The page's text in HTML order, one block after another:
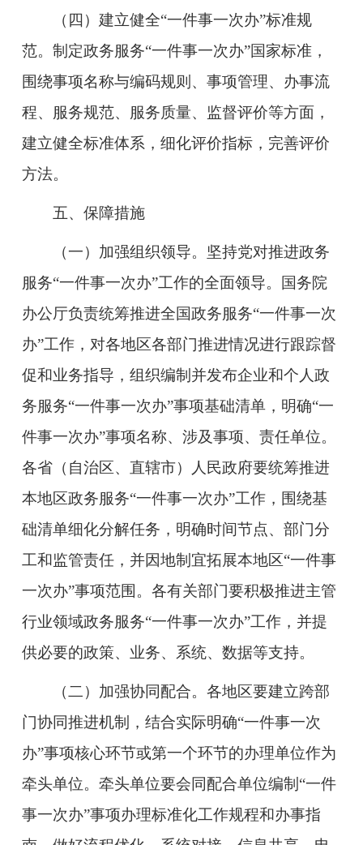
（四）建立健全“一件事一次办”标准规
范。 制定政务服务“一件事一次办”国家标准，
围绕事项名称与编码规则、事项管理、办事流
程、服务规范、服务质量、监督评价等方面，
建立健全标准体系，细化评价指标，完善评价
方法。
五、保障措施
（一）加强组织领导。 坚持党对推进政务
服务“一件事一次办”工作的全面领导。国务院
办公厅负责统筹推进全国政务服务“一件事一次
办”工作，对各地区各部门推进情况进行跟踪督
促和业务指导，组织编制并发布企业和个人政
务服务“一件事一次办”事项基础清单，明确“一
件事一次办”事项名称、涉及事项、责任单位。
各省（自治区、直辖市）人民政府要统筹推进
本地区政务服务“一件事一次办”工作，围绕基
础清单细化分解任务，明确时间节点、部门分
工和监管责任，并因地制宜拓展本地区“一件事
一次办”事项范围。各有关部门要积极推进主管
行业领域政务服务“一件事一次办”工作，并提
供必要的政策、业务、系统、数据等支持。
（二）加强协同配合。各地区要建立跨部
门协同推进机制，结合实际明确“一件事一次
办”事项核心环节或第一个环节的办理单位作为
牵头单位。牵头单位要会同配合单位编制“一件
事一次办”事项办理标准化工作规程和办事指